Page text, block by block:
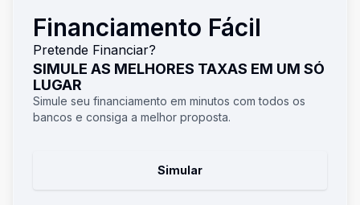
Financiamento Fácil
Pretende Financiar?
SIMULE AS MELHORES TAXAS EM UM SÓ
LUGAR
Simule seu financiamento em minutos com todos os
bancos e consiga a melhor proposta.
Simular